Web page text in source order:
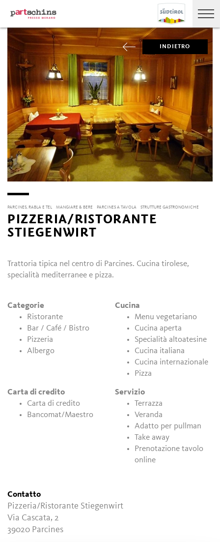
INDIETRO
PARCINES, RABLA E TEL MANGIARE & BERE PARCINES A TAVOLA STRUTTURE GASTRONOMICHE
PIZZERIA/RISTORANTE
STIEGENWIRT
Trattoria tipica nel centro di Parcines. Cucina tirolese,
specialità mediterranee e pizza.
Categorie
Ristorante
Bar / Café / Bistro
Pizzeria
Albergo
Cucina
Menu vegetariano
Cucina aperta
Specialità altoatesine
Cucina italiana
Cucina internazionale
Pizza
Carta di credito
Carta di credito
Bancomat/Maestro
Servizio
Terrazza
Veranda
Adatto per pullman
Take away
Prenotazione tavolo
online
Contatto
Pizzeria/Ristorante Stiegenwirt
Via Cascata, 2
39020 Parcines